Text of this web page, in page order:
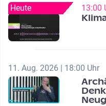
Heute 13:00
11. Aug. 2026 | 18:00 Uhr